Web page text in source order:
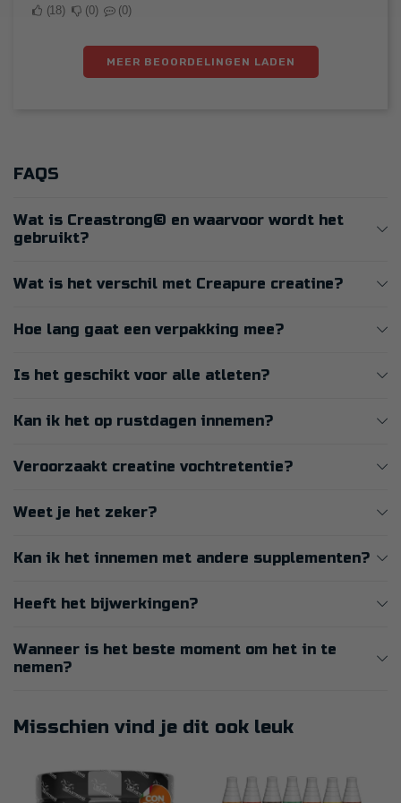
18 0 0
MEER BEOORDELINGEN LADEN
FAQS
Wat is Creastrong© en waarvoor wordt het
gebruikt?
Wat is het verschil met Creapure creatine?
Hoe lang gaat een verpakking mee?
Is het geschikt voor alle atleten?
Kan ik het op rustdagen innemen?
Veroorzaakt creatine vochtretentie?
Weet je het zeker?
Kan ik het innemen met andere supplementen?
Heeft het bijwerkingen?
Wanneer is het beste moment om het in te
nemen?
Misschien vind je dit ook leuk